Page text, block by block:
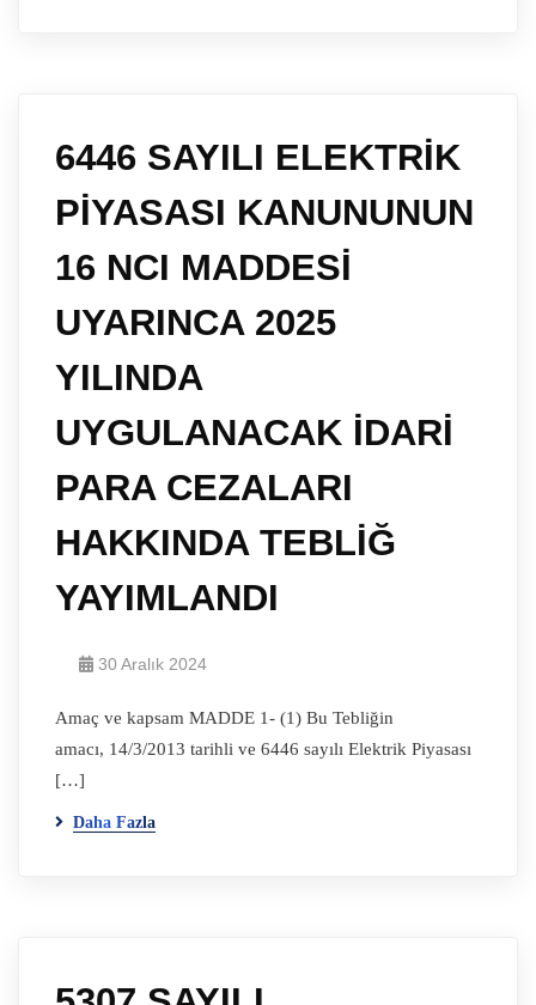
6446 SAYILI ELEKTRİK
PİYASASI KANUNUNUN
16 NCI MADDESİ
UYARINCA 2025
YILINDA
UYGULANACAK İDARİ
PARA CEZALARI
HAKKINDA TEBLİĞ
YAYIMLANDI
30 Aralık 2024
Amaç ve kapsam MADDE 1- (1) Bu Tebliğin
amacı, 14/3/2013 tarihli ve 6446 sayılı Elektrik Piyasası
[…]
Daha Fazla